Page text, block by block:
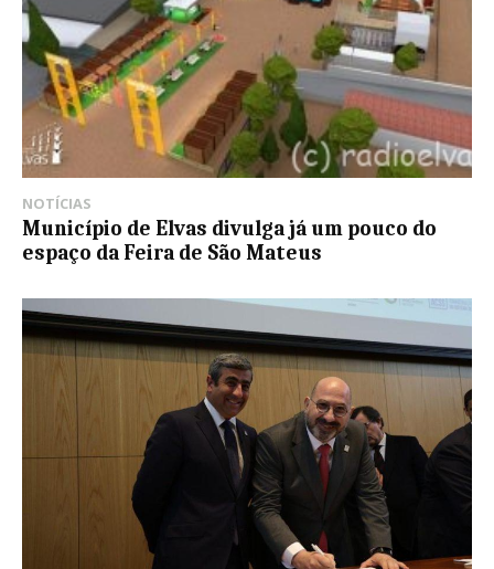
NOTÍCIAS
Município de Elvas divulga já um pouco do
espaço da Feira de São Mateus